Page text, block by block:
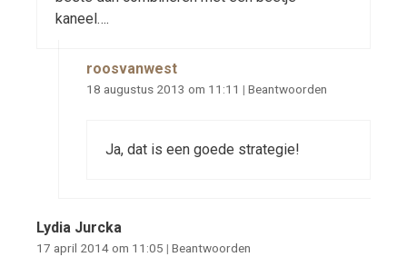
kaneel….
roosvanwest
18 augustus 2013 om 11:11 | Beantwoorden
Ja, dat is een goede strategie!
Lydia Jurcka
17 april 2014 om 11:05 | Beantwoorden